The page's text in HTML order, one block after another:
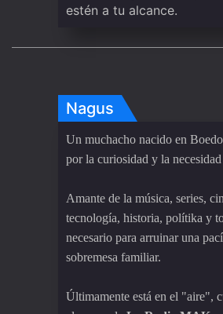
estén a tu alcance.
Nagus
Un muchacho nacido en
por la curiosidad y la necesidad
Amante de la música, series,
tecnología, historia, polítika y
necesario para arruinar una
sobremesa familiar.
Últimamente está en el "aire",